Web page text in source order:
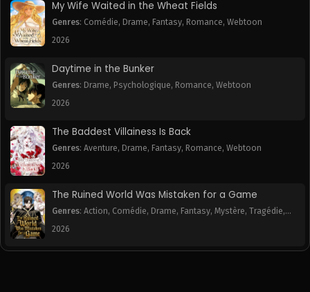
My Wife Waited in the Wheat Fields
Genres: Comédie, Drame, Fantasy, Romance, Webtoon
2026
Daytime in the Bunker
Genres: Drame, Psychologique, Romance, Webtoon
2026
The Baddest Villainess Is Back
Genres: Aventure, Drame, Fantasy, Romance, Webtoon
2026
The Ruined World Was Mistaken for a Game
Genres: Action, Comédie, Drame, Fantasy, Mystère, Tragédie,
Webtoon
2026